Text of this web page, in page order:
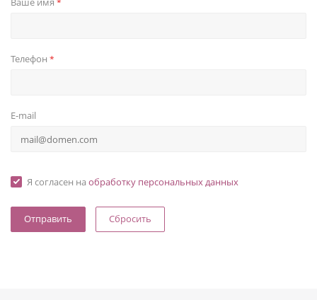
*
Телефон *
E-mail
Я согласен на обработку персональных данных
Сбросить